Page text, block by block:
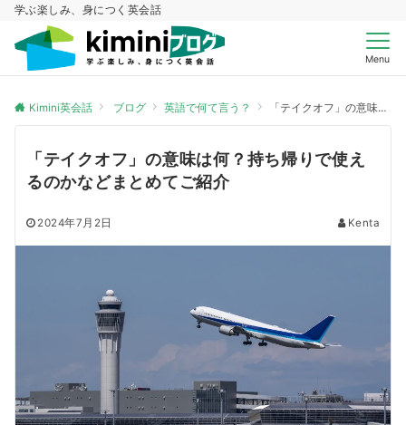
学ぶ楽しみ、身につく英会話
Menu
Kimini英会話 ブログ 英語で何て言う？ 「テイクオフ」の意味は何？持ち帰りで使えるのかなどまとめてご紹介
「テイクオフ」の意味は何？持ち帰りで使え
るのかなどまとめてご紹介
2024年7月2日 Kenta